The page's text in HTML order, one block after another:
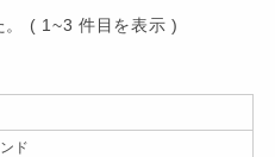
。 ( 1~3 件目を表示 )
ド